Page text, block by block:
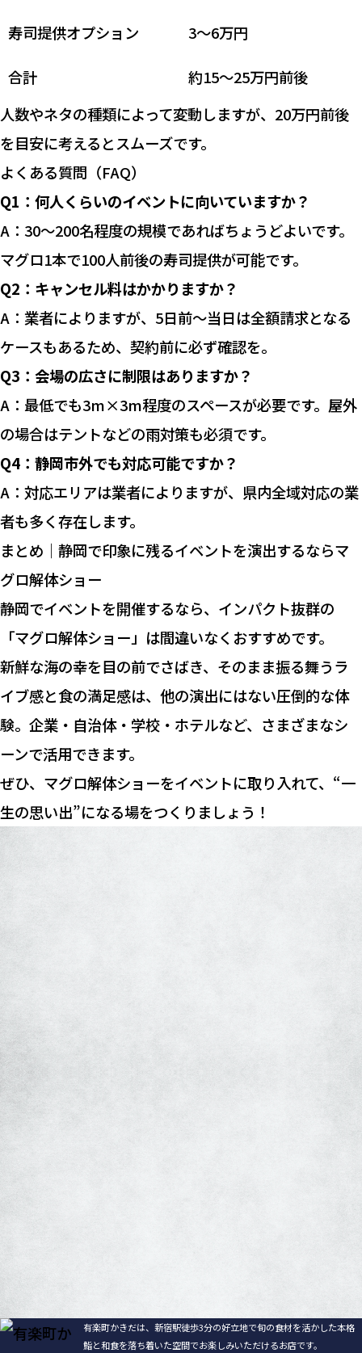
寿司提供オプション 3〜6万円
合計
約15〜25万円前後
人数やネタの種類によって変動しますが、20万円前後
を目安に考えるとスムーズです。
よくある質問（FAQ）
Q1：何人くらいのイベントに向いていますか？
A：30〜200名程度の規模であればちょうどよいです。
マグロ1本で100人前後の寿司提供が可能です。
Q2：キャンセル料はかかりますか？
A：業者によりますが、5日前〜当日は全額請求となる
ケースもあるため、契約前に必ず確認を。
Q3：会場の広さに制限はありますか？
A：最低でも3m×3m程度のスペースが必要です。屋外
の場合はテントなどの雨対策も必須です。
Q4：静岡市外でも対応可能ですか？
A：対応エリアは業者によりますが、県内全域対応の業
者も多く存在します。
まとめ｜静岡で印象に残るイベントを演出するならマ
グロ解体ショー
静岡でイベントを開催するなら、インパクト抜群の
「マグロ解体ショー」は間違いなくおすすめです。
新鮮な海の幸を目の前でさばき、そのまま振る舞うラ
イブ感と食の満足感は、他の演出にはない圧倒的な体
験。企業・自治体・学校・ホテルなど、さまざまなシ
ーンで活用できます。
ぜひ、マグロ解体ショーをイベントに取り入れて、“一
生の思い出”になる場をつくりましょう！
有楽町かきだは、新宿駅徒歩3分の好立地で旬の食材を活かした本格
鮨と和食を落ち着いた空間でお楽しみいただけるお店です。